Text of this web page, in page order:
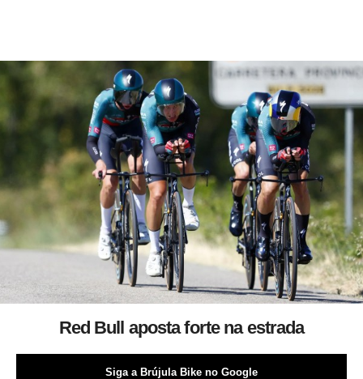
Red Bull aposta forte na estrada
Siga a Brújula Bike no Google